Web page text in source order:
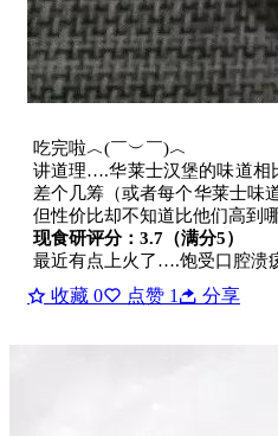
吃完啦︿(￣︶￣)︿
讲道理….华莱士汉堡的味道相
差个几筹（或者每个华莱士味
但性价比却不知道比他们高到
现食研评分：3.7（满分5）
最近有点上火了….饱受口腔溃
收藏 0 点赞 1 分享